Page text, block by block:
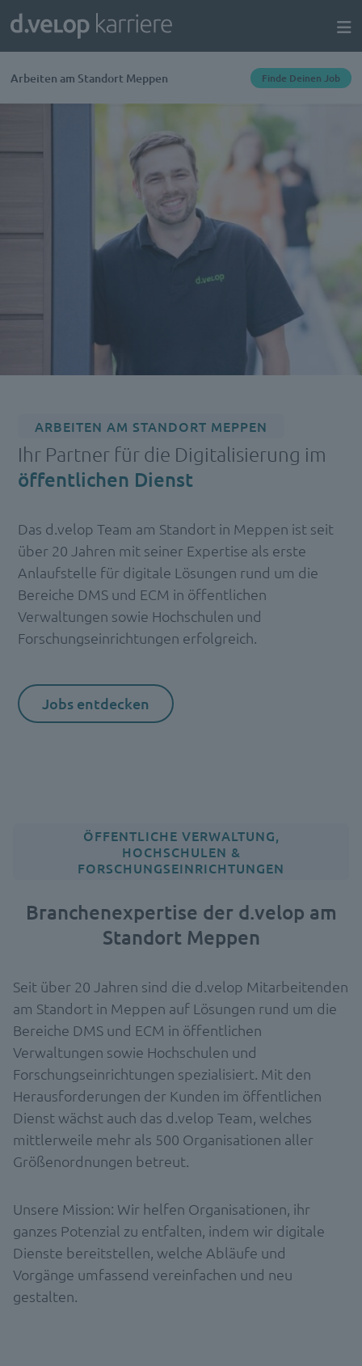
Arbeiten am Standort Meppen Finde Deinen Job
ARBEITEN AM STANDORT MEPPEN
Ihr Partner für die Digitalisierung im
öffentlichen Dienst
Das d.velop Team am Standort in Meppen ist seit
über 20 Jahren mit seiner Expertise als erste
Anlaufstelle für digitale Lösungen rund um die
Bereiche DMS und ECM in öffentlichen
Verwaltungen sowie Hochschulen und
Forschungseinrichtungen erfolgreich.
Jobs entdecken
ÖFFENTLICHE VERWALTUNG,
HOCHSCHULEN &
FORSCHUNGSEINRICHTUNGEN
Branchenexpertise der d.velop am
Standort Meppen
Seit über 20 Jahren sind die d.velop Mitarbeitenden
am Standort in Meppen auf Lösungen rund um die
Bereiche DMS und ECM in öffentlichen
Verwaltungen sowie Hochschulen und
Forschungseinrichtungen spezialisiert. Mit den
Herausforderungen der Kunden im öffentlichen
Dienst wächst auch das d.velop Team, welches
mittlerweile mehr als 500 Organisationen aller
Größenordnungen betreut.
Unsere Mission: Wir helfen Organisationen, ihr
ganzes Potenzial zu entfalten, indem wir digitale
Dienste bereitstellen, welche Abläufe und
Vorgänge umfassend vereinfachen und neu
gestalten.